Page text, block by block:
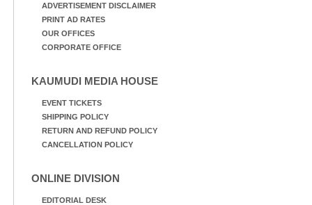
ADVERTISEMENT DISCLAIMER
PRINT AD RATES
OUR OFFICES
CORPORATE OFFICE
KAUMUDI MEDIA HOUSE
EVENT TICKETS
SHIPPING POLICY
RETURN AND REFUND POLICY
CANCELLATION POLICY
ONLINE DIVISION
EDITORIAL DESK